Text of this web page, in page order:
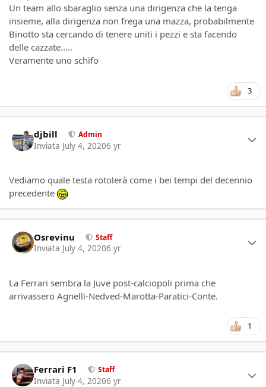
Un team allo sbaraglio senza una dirigenza che la tenga
insieme, alla dirigenza non frega una mazza, probabilmente
Binotto sta cercando di tenere uniti i pezzi e sta facendo
delle cazzate.....
Veramente uno schifo
3
djbill Admin
Inviata July 4, 20206 yr
Vediamo quale testa rotolerà come i bei tempi del decennio
precedente
Osrevinu Staff
Inviata July 4, 20206 yr
La Ferrari sembra la Juve post-calciopoli prima che
arrivassero Agnelli-Nedved-Marotta-Paratici-Conte.
1
Ferrari F1 Staff
Inviata July 4, 20206 yr